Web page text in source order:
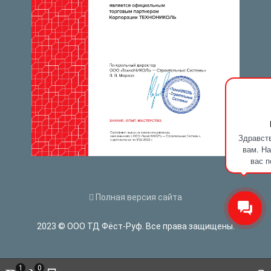
вам.
вас
Полная версия сайта
2023 © ООО ТД Фёст-Руф. Все права защищены.
1 0